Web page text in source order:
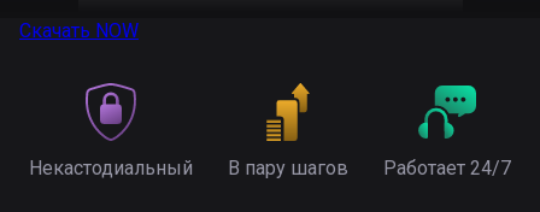
Скачать NOW
Некастодиальный В пару шагов Работает 24/7